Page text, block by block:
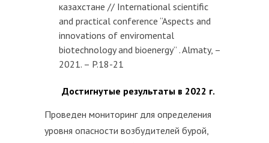
казахстане // International scientific
and practical conference “Aspects and
innovations of enviromental
biotechnology and bioenergy” . Almaty, –
2021. – P.18-21
Достигнутые результаты в 2022 г.
Проведен мониторинг для определения
уровня опасности возбудителей бурой,